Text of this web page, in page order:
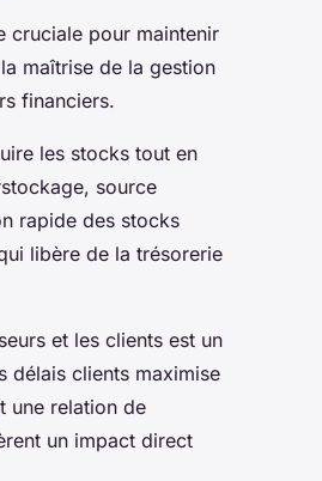
cruciale pour maintenir
maîtrise de la gestion
financiers.
les stocks tout en
source
rapide des stocks
libère de la trésorerie
et les clients est un
délais clients maximise
une relation de
un impact direct